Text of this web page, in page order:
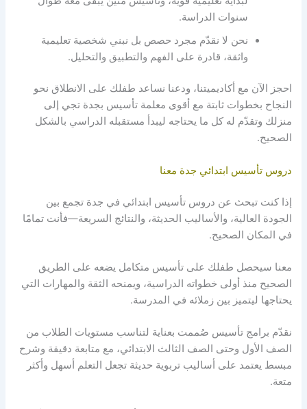
سنوات الدراسة.
نحن لا نقدّم مجرد حصص بل نبني شخصية تعليمية
واثقة، قادرة على الفهم والتطبيق والتحليل.
احجز الآن مع أكاديميتنا، ودعنا نساعد طفلك على الانطلاق نحو
النجاح بخطوات ثابتة مع أقوى معلمة تأسيس بجدة تجي إلى
منزلك وتقدّم له كل ما يحتاجه ليبدأ مستقبله الدراسي بالشكل
الصحيح.
دروس تأسيس ابتدائي جدة معنا
إذا كنت تبحث عن دروس تأسيس ابتدائي في جدة تجمع بين
الجودة العالية، والأساليب الحديثة، والنتائج السريعة—فأنت تمامًا
في المكان الصحيح.
معنا سيحصل طفلك على تأسيس متكامل يضعه على الطريق
الصحيح منذ أولى خطواته الدراسية، ويمنحه الثقة والمهارات التي
يحتاجها ليتميز بين زملائه في المدرسة.
نقدّم برامج تأسيس صُممت بعناية لتناسب مستويات الطلاب من
الصف الأول وحتى الصف الثالث الابتدائي، مع متابعة دقيقة وشرح
مبسط يعتمد على أساليب تربوية حديثة تجعل التعلم أسهل وأكثر
متعة.